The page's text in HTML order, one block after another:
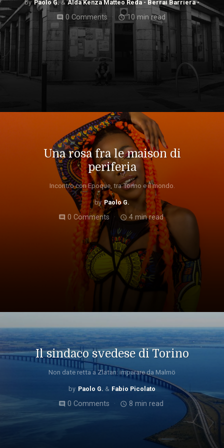
Paolo G. Alda Kenza Matteo Reda - Berrai Barriera -
comment 0 Comments access_time10 min read
Una rosa fra le maison di
periferia
Incontro con Epoque, tra Torino e il mondo.
Paolo G.
comment 0 Comments access_time 4 min read
Il sindaco svedese di Torino
Non date retta a Zlatan: imparare da Malmö
Paolo G. Fabio Picolato
comment0 Comments access_time 8 min read